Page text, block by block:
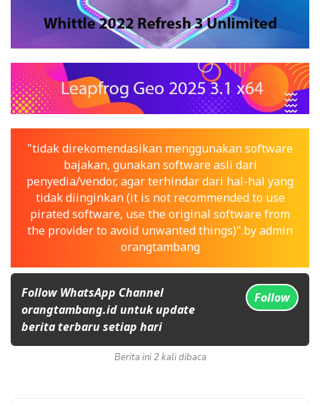
"tidak direkomendasikan menggunakan software
bajakan, gunakan software asli dari
penyedia/vendor, agar terhindar dari hal-hal yang
tidak diinginkan (it is not recommended to use
pirated software, use the original software from
the provider to avoid unwanted things)".by admin
orangtambang
Follow WhatsApp Channel
orangtambang.id untuk update
berita terbaru setiap hari
Follow
Berita ini 2 kali dibaca